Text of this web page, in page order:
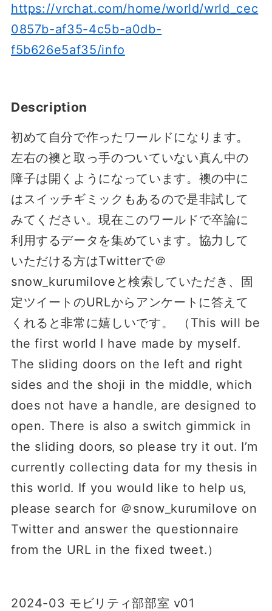
https://vrchat.com/home/world/wrld_cec
0857b-af35-4c5b-a0db-
f5b626e5af35/info
Description
初めて自分で作ったワールドになります。
左右の襖と取っ手のついていない真ん中の
障子は開くようになっています。襖の中に
はスイッチギミックもあるので是非試して
みてください。現在このワールドで卒論に
利用するデータを集めています。協力して
いただける方はTwitterで＠
snow_kurumiloveと検索していただき、固
定ツイートのURLからアンケートに答えて
くれると非常に嬉しいです。 （This will be
the first world I have made by myself․
The sliding doors on the left and right
sides and the shoji in the middle‚ which
does not have a handle‚ are designed to
open․ There is also a switch gimmick in
the sliding doors‚ so please try it out․ I’m
currently collecting data for my thesis in
this world․ If you would like to help us‚
please search for ＠snow_kurumilove on
Twitter and answer the questionnaire
from the URL in the fixed tweet․）
2024-03 モビリティ部部室 v01